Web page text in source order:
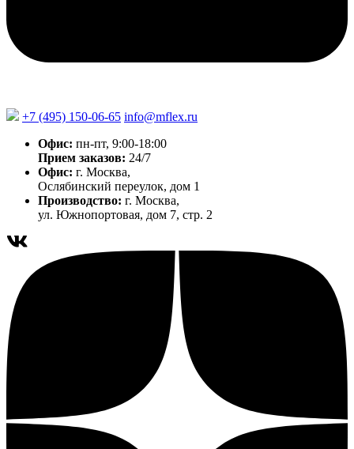
+7 (495) 150-06-65 info@mflex.ru
Офис: пн-пт, 9:00-18:00
Прием заказов: 24/7
Офис: г. Москва,
Ослябинский переулок, дом 1
Производство: г. Москва,
ул. Южнопортовая, дом 7, стр. 2